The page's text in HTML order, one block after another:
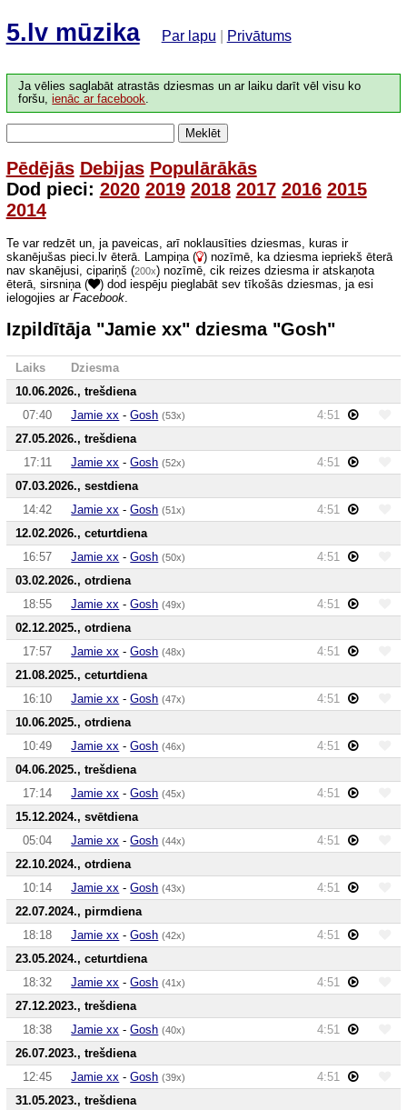
5.lv mūzika Par lapu Privātums
Ja vēlies saglabāt atrastās dziesmas un ar laiku darīt vēl visu ko
foršu,ienāc ar facebook.
Meklēt
Pēdējās Debijas Populārākās
Dod pieci: 2020 2019 2018 2017 2016 2015
2014
Te var redzēt un, ja paveicas, arī noklausīties dziesmas, kuras ir
skanējušas pieci.lv ēterā. Lampiņa ( ) nozīmē, ka dziesma iepriekš ēterā
nav skanējusi, cipariņš (200x) nozīmē, cik reizes dziesma ir atskaņota
ēterā, sirsniņa (
) dod iespēju pieglabāt sev tīkošās dziesmas, ja esi
ielogojies ar Facebook.
Izpildītāja "Jamie xx" dziesma "Gosh"
Laiks
Dziesma
10.06.2026., trešdiena
07:40
Jamie xx -Gosh (53x)
4:51
27.05.2026., trešdiena
17:11
Jamie xx -Gosh (52x)
4:51
07.03.2026., sestdiena
14:42
Jamie xx -Gosh (51x)
4:51
12.02.2026., ceturtdiena
16:57
Jamie xx -Gosh (50x)
4:51
03.02.2026., otrdiena
18:55
Jamie xx -Gosh (49x)
4:51
02.12.2025., otrdiena
17:57
Jamie xx -Gosh (48x)
4:51
21.08.2025., ceturtdiena
16:10
Jamie xx -Gosh (47x)
4:51
10.06.2025., otrdiena
10:49
Jamie xx -Gosh (46x)
4:51
04.06.2025., trešdiena
17:14
Jamie xx -Gosh (45x)
4:51
15.12.2024., svētdiena
05:04
Jamie xx -Gosh (44x)
4:51
22.10.2024., otrdiena
10:14
Jamie xx -Gosh (43x)
4:51
22.07.2024., pirmdiena
18:18
Jamie xx -Gosh (42x)
4:51
23.05.2024., ceturtdiena
18:32
Jamie xx -Gosh (41x)
4:51
27.12.2023., trešdiena
18:38
Jamie xx -Gosh (40x)
4:51
26.07.2023., trešdiena
12:45
Jamie xx -Gosh (39x)
4:51
31.05.2023., trešdiena